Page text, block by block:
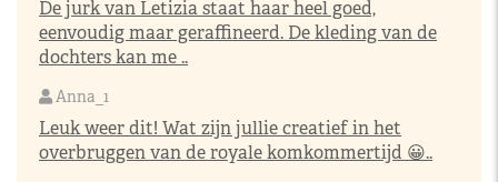
De jurk van Letizia staat haar heel goed,
eenvoudig maar geraffineerd. De kleding van de
dochters kan me ..
Anna_1
Leuk weer dit! Wat zijn jullie creatief in het
overbruggen van de royale komkommertijd 😀..